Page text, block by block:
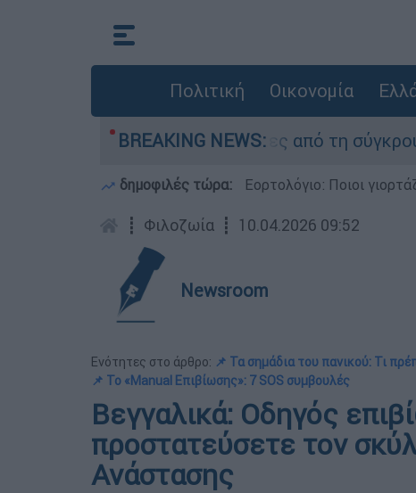
Πολιτική Οικονομία
BREAKING NEWS:
οι δύο τραυματίες από τη σύγκρουση των
δημοφιλές τώρα: Εορτολόγιο: Ποιοι
┋ Φιλοζωία ┋ 10.04.2026 09:52
Newsroom
Ενότητες στο άρθρο: 📌 Τα σημάδια του πανικού: Τι
📌 Το «Manual Επιβίωσης»: 7 SOS συμβουλές
Βεγγαλικά: Οδηγός
προστατεύσετε τον
Ανάστασης